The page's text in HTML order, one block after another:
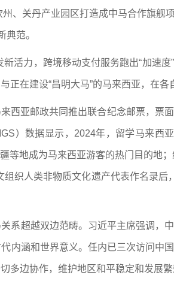
、关丹产业园区打造成中马合作旗
典范。
新活力，跨境移动支付服务跑出“加
在建设“昌明大马”的马来西亚，在各
西亚邮政共同推出联合纪念邮票，票
）数据显示，2024年，留学马来西
等地成为马来西亚游客的热门目的地
组织人类非物质文化遗产代表作名录
系超越双边范畴。习近平主席强调，
内涵和世界意义。任内已三次访问中
多边协作，维护地区和平稳定和发展繁